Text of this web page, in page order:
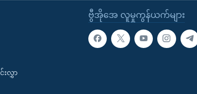
ဗွီအိုအေ လူမှုကွန်ယက်များ
းလွှာ